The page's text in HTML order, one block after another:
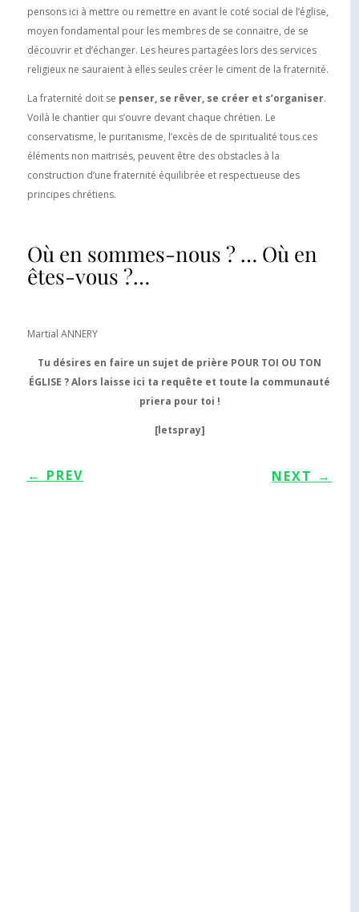
pensons ici à mettre ou remettre en avant le coté social de l’église,
moyen fondamental pour les membres de se connaitre, de se
découvrir et d’échanger. Les heures partagées lors des services
religieux ne sauraient à elles seules créer le ciment de la fraternité.
La fraternité doit se penser, se rêver, se créer et s’organiser.
Voilà le chantier qui s’ouvre devant chaque chrétien. Le
conservatisme, le puritanisme, l’excès de de spiritualité tous ces
éléments non maitrisés, peuvent être des obstacles à la
construction d’une fraternité équilibrée et respectueuse des
principes chrétiens.
Où en sommes-nous ? … Où en
êtes-vous ?…
Martial ANNERY
Tu désires en faire un sujet de prière POUR TOI OU TON
ÉGLISE ? Alors laisse ici ta requête et toute la communauté
priera pour toi !
[letspray]
← PREV NEXT →